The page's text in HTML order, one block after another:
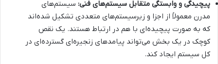
پیچیدگی و وابستگی متقابل سیستم‌های فنی: سیستم‌های
مدرن معمولاً از اجزا و زیرسیستم‌های متعددی تشکیل شده‌اند
که به صورت پیچیده‌ای با هم در ارتباط هستند. یک نقص
کوچک در یک بخش می‌تواند پیامدهای زنجیره‌ای گسترده‌ای در
کل سیستم ایجاد کند.